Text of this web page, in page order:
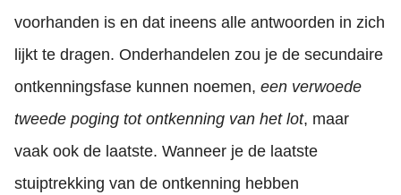
voorhanden is en dat ineens alle antwoorden in zich
lijkt te dragen. Onderhandelen zou je de secundaire
ontkenningsfase kunnen noemen, een verwoede
tweede poging tot ontkenning van het lot, maar
vaak ook de laatste. Wanneer je de laatste
stuiptrekking van de ontkenning hebben